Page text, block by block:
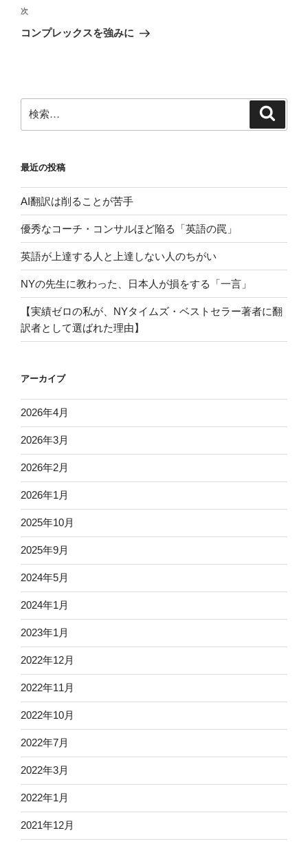
ビ
ゲ
ン
稿
次
の
次
コンプレックスを強みに
索:
最近の投稿
AI翻訳は削ることが苦手
優秀なコーチ・コンサルほど陥る「英語の罠」
英語が上達する人と上達しない人のちがい
NYの先生に教わった、日本人が損をする「一言」
【実績ゼロの私が、NYタイムズ・ベストセラー著者に翻
訳者として選ばれた理由】
アーカイブ
2026年4月
2026年3月
2026年2月
2026年1月
2025年10月
2025年9月
2024年5月
2024年1月
2023年1月
2022年12月
2022年11月
2022年10月
2022年7月
2022年3月
2022年1月
2021年12月